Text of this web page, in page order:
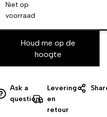
Niet op
voorraad
Houd me op de
hoogte
Ask a
question
Levering
en
retour